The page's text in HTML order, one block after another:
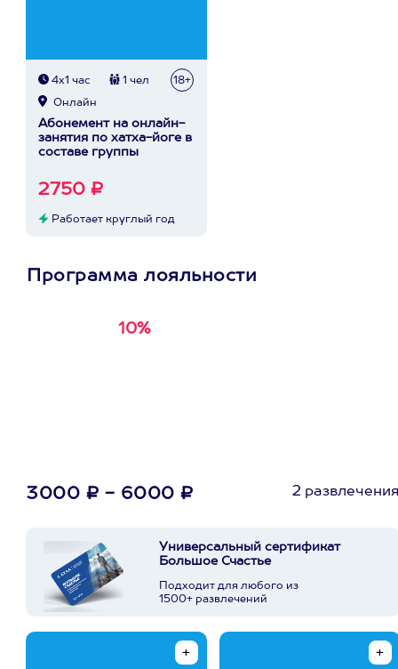
4х1 час 1 чел 18+
Онлайн
Абонемент на онлайн-
занятия по хатха-йоге в
составе группы
2750 ₽
Работает круглый год
Программа лояльности
10%
3000 ₽ - 6000 ₽ 2
Универсальный сертификат
Большое Счастье
Подходит для любого из
1500+ развлечений